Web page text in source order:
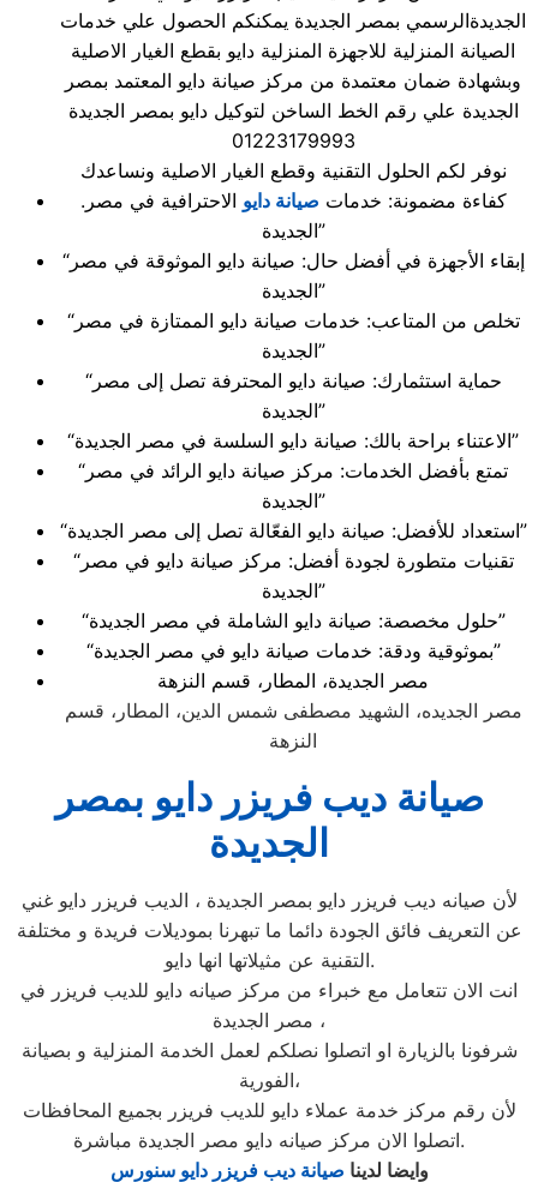
الجديدةالرسمي بمصر الجديدة يمكنكم الحصول علي خدمات
الصيانة المنزلية للاجهزة المنزلية دايو بقطع الغيار الاصلية
وبشهادة ضمان معتمدة من مركز صيانة دايو المعتمد بمصر
الجديدة علي رقم الخط الساخن لتوكيل دايو بمصر الجديدة
01223179993
نوفر لكم الحلول التقنية وقطع الغيار الاصلية ونساعدك
.كفاءة مضمونة: خدمات صيانة دايو الاحترافية في مصر
الجديدة”
“إبقاء الأجهزة في أفضل حال: صيانة دايو الموثوقة في مصر
الجديدة”
“تخلص من المتاعب: خدمات صيانة دايو الممتازة في مصر
الجديدة”
“حماية استثمارك: صيانة دايو المحترفة تصل إلى مصر
الجديدة”
“الاعتناء براحة بالك: صيانة دايو السلسة في مصر الجديدة”
“تمتع بأفضل الخدمات: مركز صيانة دايو الرائد في مصر
الجديدة”
“استعداد للأفضل: صيانة دايو الفعّالة تصل إلى مصر الجديدة”
“تقنيات متطورة لجودة أفضل: مركز صيانة دايو في مصر
الجديدة”
“حلول مخصصة: صيانة دايو الشاملة في مصر الجديدة”
“بموثوقية ودقة: خدمات صيانة دايو في مصر الجديدة”
مصر الجديدة، المطار، قسم النزهة
مصر الجديده، الشهيد مصطفى شمس الدين، المطار، قسم
النزهة
صيانة ديب فريزر دايو بمصر
الجديدة
لأن صيانه ديب فريزر دايو بمصر الجديدة ، الديب فريزر دايو غني
عن التعريف فائق الجودة دائما ما تبهرنا بموديلات فريدة و مختلفة
التقنية عن مثيلاتها انها دايو.
انت الان تتعامل مع خبراء من مركز صيانه دايو للديب فريزر في
مصر الجديدة ،
شرفونا بالزيارة او اتصلوا نصلكم لعمل الخدمة المنزلية و بصيانة
الفورية،
لأن رقم مركز خدمة عملاء دايو للديب فريزر بجميع المحافظات
اتصلوا الان مركز صيانه دايو مصر الجديدة مباشرة.
وايضا لدينا صيانة ديب فريزر دايو سنورس